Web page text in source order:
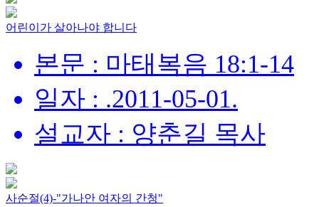
어린이가 살아나야 합니다
본문 : 마태복음 18:1-14
일자 : .2011-05-01.
설교자 : 양춘길 목사
사순절(4)-"가나안 여자의 간청"